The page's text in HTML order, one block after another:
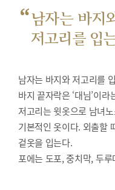
“남자는 바지
저고리를 입
남자는 바지와 저고리를
바지 끝자락은 ‘대님’이
저고리는 윗옷으로 남녀
기본적인 옷이다. 외출할
겉옷을 입는다.
포에는 도포, 중치막, 두